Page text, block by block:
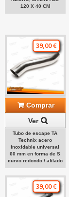
120 X 40 CM
39,00 €
Comprar
Ver
Tubo de escape TA
Technix acero
inoxidable universal
60 mm en forma de S
curvo redondo / afilado
39,00 €